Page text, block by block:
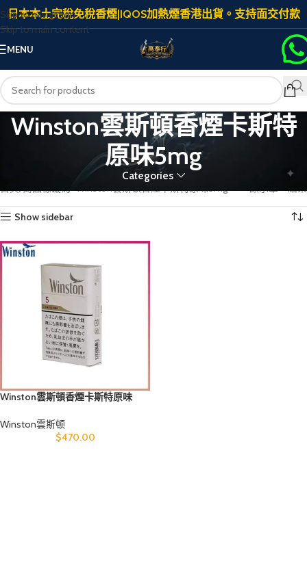
Skip to navigation
Skip to main content
日本本土完稅免稅香煙|IQOS加熱煙香港出貨。支持面交付款
MENU
Winston雲斯頓香煙卡斯特
原味5mg
Categories
首頁 商品標籤為 “Winston雲斯頓香煙卡斯特原味5mg” 顯示單一結果
Show sidebar
Winston雲斯頓香煙卡斯特原味
Winston雲斯顿
$470.00